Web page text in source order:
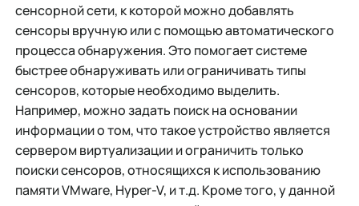
сенсорной сети, к которой можно добавлять
сенсоры вручную или с помощью автоматического
процесса обнаружения. Это помогает системе
быстрее обнаруживать или ограничивать типы
сенсоров, которые необходимо выделить.
Например, можно задать поиск на основании
информации о том, что такое устройство является
сервером виртуализации и ограничить только
поиски сенсоров, относящихся к использованию
памяти VMware, Hyper-V, и т.д. Кроме того, у данной